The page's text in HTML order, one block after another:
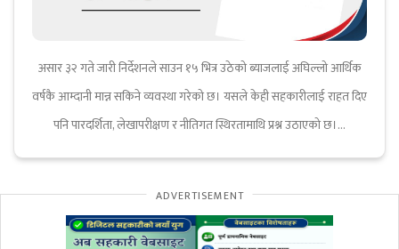
असार ३२ गते जारी निर्देशनले साउन १५ भित्र उठेको ब्याजलाई अघिल्लो आर्थिक
वर्षकै आम्दानी मान्न सकिने व्यवस्था गरेको छ। यसले केही सहकारीलाई राहत दिए
पनि पारदर्शिता, लेखापरीक्षण र नीतिगत स्थिरतामाथि प्रश्न उठाएको छ।...
ADVERTISEMENT